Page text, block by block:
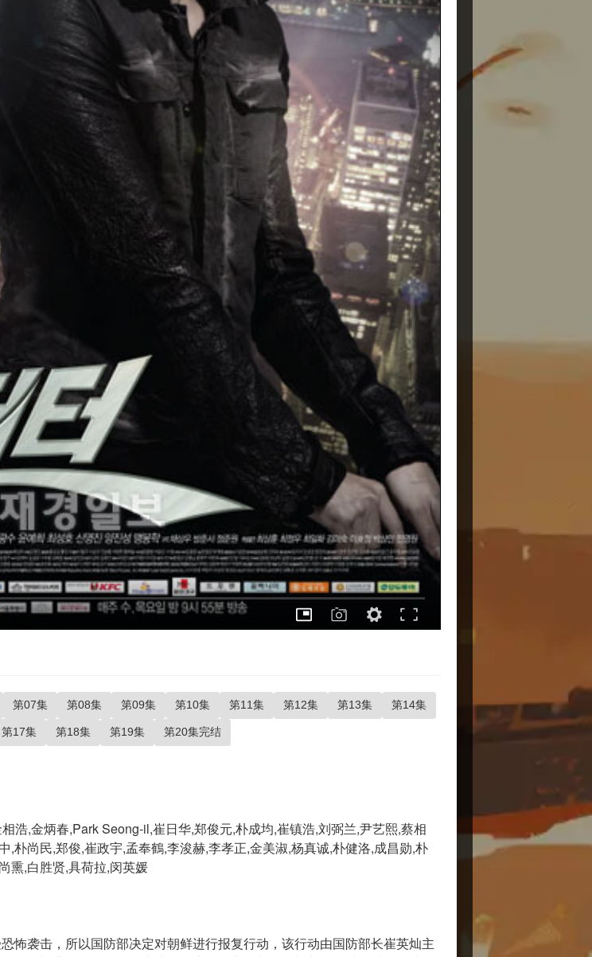
第07集 第08集 第09集 第10集 第11集 第12集 第13集 第14集
第17集 第18集 第19集 第20集完结
浩,金炳春,Park Seong-il,崔日华,郑俊元,朴成均,崔镇浩,刘弼兰,尹艺熙,蔡相
,朴尚民,郑俊,崔政宇,孟奉鶴,李浚赫,李孝正,金美淑,杨真诚,朴健洛,成昌勋,朴
熏,白胜贤,具荷拉,闵英媛
怖袭击，所以国防部决定对朝鲜进行报复行动，该行动由国防部长崔英灿主